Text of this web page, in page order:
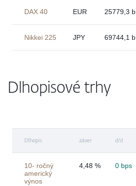
DAX 40 EUR 25779,3 b.
Nikkei 225 JPY 69744,1 b.
Dlhopisové trhy
Dlhopis záver d/d
10- ročný
americký
výnos
4,48 % 0 bps